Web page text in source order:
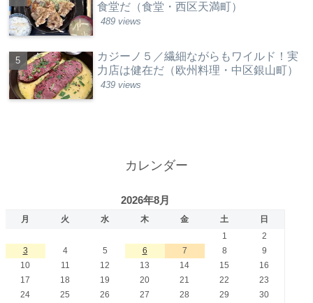
食堂だ（食堂・西区天満町）
489 views
カジーノ５／繊細ながらもワイルド！実
力店は健在だ（欧州料理・中区銀山町）
439 views
カレンダー
2026年8月
月 火 水 木 金 土
日
1
2
3
4 5 6 7 8
9
10
11 12 13 14 15
16
17
18 19 20 21 22
23
24
25 26 27 28 29
30